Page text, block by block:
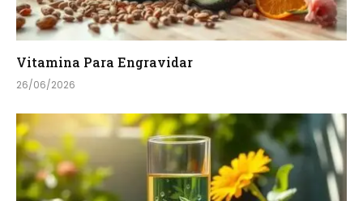
Vitamina Para Engravidar
26/06/2026